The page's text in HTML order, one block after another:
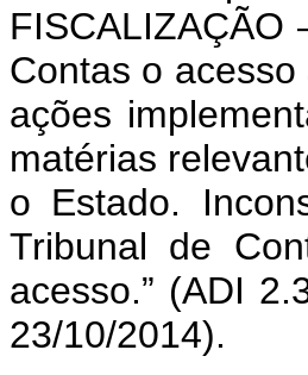
FISCALIZAÇÃO
Contas o
ações
matérias
o Estado.
Tribunal de
acesso.” (ADI
23/10/2014).